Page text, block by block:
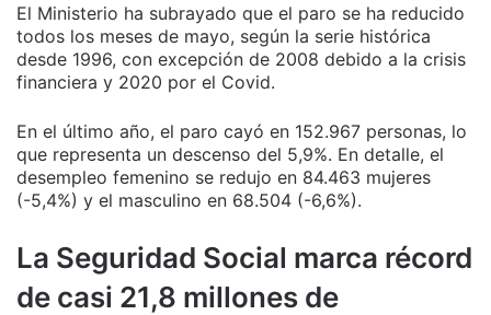
El Ministerio ha subrayado que el paro se ha reducido
todos los meses de mayo, según la serie histórica
desde 1996, con excepción de 2008 debido a la crisis
financiera y 2020 por el Covid.
En el último año, el paro cayó en 152.967 personas, lo
que representa un descenso del 5,9%. En detalle, el
desempleo femenino se redujo en 84.463 mujeres
(-5,4%) y el masculino en 68.504 (-6,6%).
La Seguridad Social marca récord
de casi 21,8 millones de